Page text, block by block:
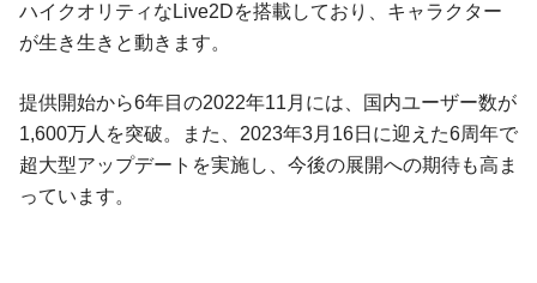
ハイクオリティなLive2Dを搭載しており、キャラクター
が生き生きと動きます。
提供開始から6年目の2022年11月には、国内ユーザー数が
1,600万人を突破。また、2023年3月16日に迎えた6周年で
超大型アップデートを実施し、今後の展開への期待も高ま
っています。